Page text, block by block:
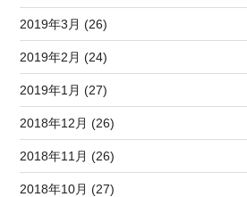
2019年3月 (26)
2019年2月 (24)
2019年1月 (27)
2018年12月 (26)
2018年11月 (26)
2018年10月 (27)